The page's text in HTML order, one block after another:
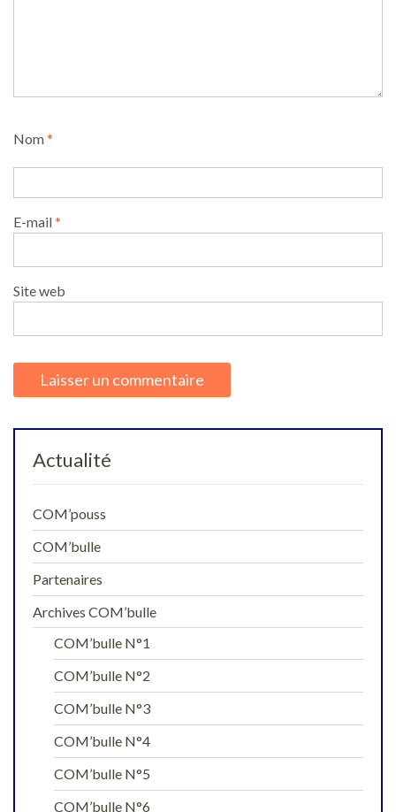
Nom*
E-mail*
Site web
Actualité
COM’pouss
COM’bulle
Partenaires
Archives COM’bulle
COM’bulle N°1
COM’bulle N°2
COM’bulle N°3
COM’bulle N°4
COM’bulle N°5
COM’bulle N°6